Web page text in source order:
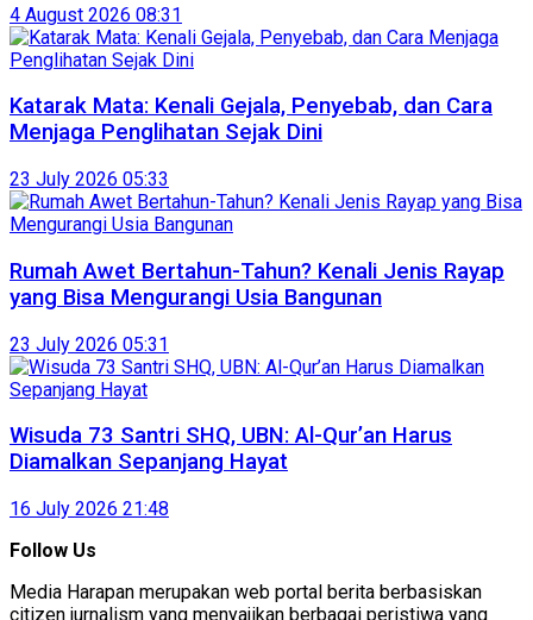
4 August 2026 08:31
Katarak Mata: Kenali Gejala, Penyebab, dan Cara
Menjaga Penglihatan Sejak Dini
23 July 2026 05:33
Rumah Awet Bertahun-Tahun? Kenali Jenis Rayap
yang Bisa Mengurangi Usia Bangunan
23 July 2026 05:31
Wisuda 73 Santri SHQ, UBN: Al-Qur’an Harus
Diamalkan Sepanjang Hayat
16 July 2026 21:48
Follow Us
Media Harapan merupakan web portal berita berbasiskan
citizen jurnalism yang menyajikan berbagai peristiwa yang